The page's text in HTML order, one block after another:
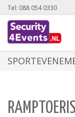
Tel: 088 054 0330